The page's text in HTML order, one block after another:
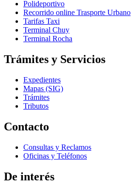
Polideportivo
Recorrido online Trasporte Urbano
Tarifas Taxi
Terminal Chuy
Terminal Rocha
Trámites y Servicios
Expedientes
Mapas (SIG)
Trámites
Tributos
Contacto
Consultas y Reclamos
Oficinas y Teléfonos
De interés